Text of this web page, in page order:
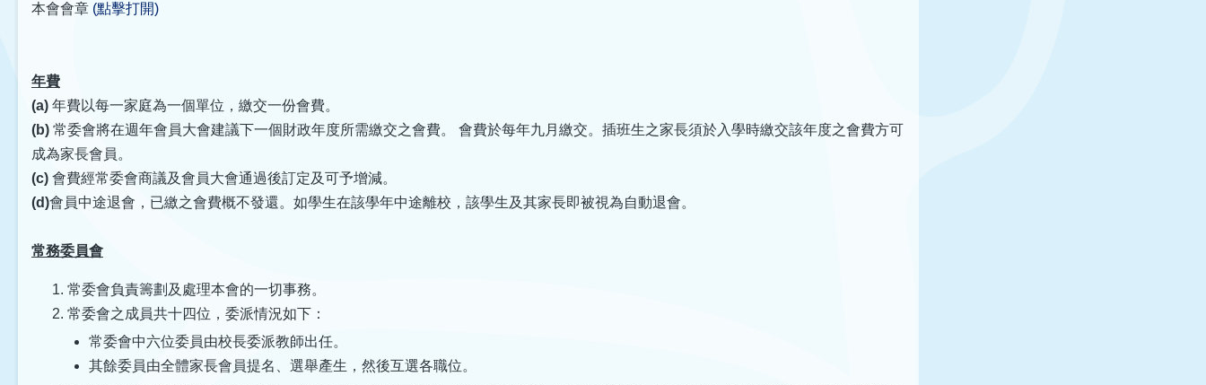
本會會章 (點擊打開)
年費
(a) 年費以每一家庭為一個單位，繳交一份會費。
(b) 常委會將在週年會員大會建議下一個財政年度所需繳交之會費。 會費於每年九月繳交。插班生之家長須於入學時繳交該年度之會費方可
成為家長會員。
(c) 會費經常委會商議及會員大會通過後訂定及可予增減。
(d)會員中途退會，已繳之會費概不發還。如學生在該學年中途離校，該學生及其家長即被視為自動退會。
常務委員會
常委會負責籌劃及處理本會的一切事務。
常委會之成員共十四位，委派情況如下：
常委會中六位委員由校長委派教師出任。
其餘委員由全體家長會員提名、選舉產生，然後互選各職位。